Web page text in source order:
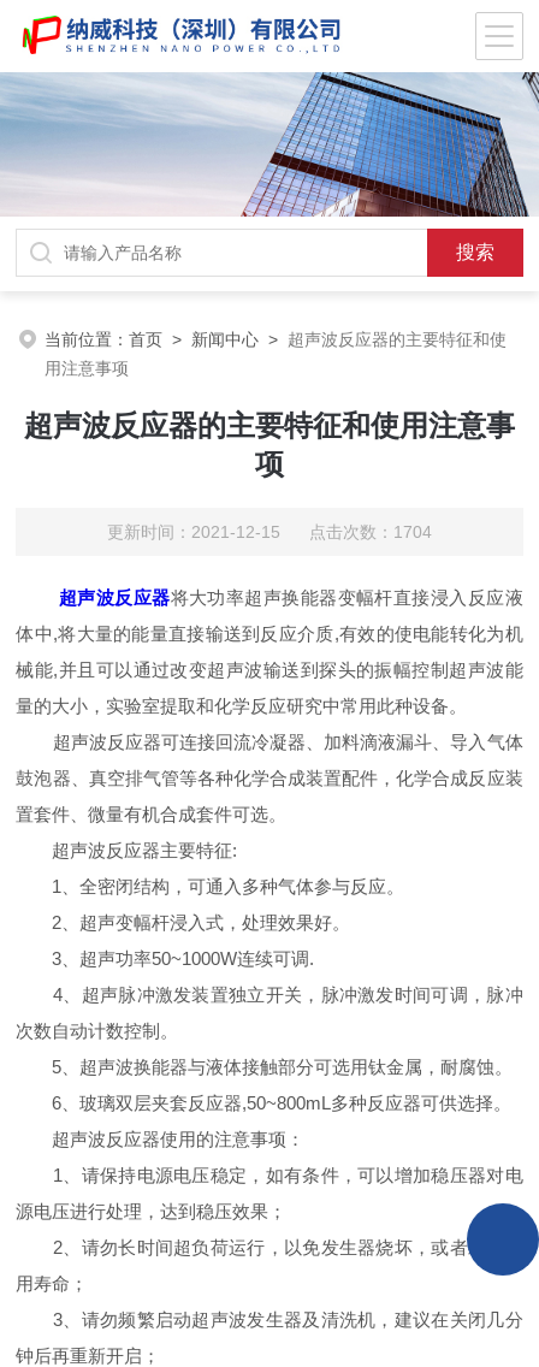
当前位置：首页 > 新闻中心 > 超声波反应器的主要特征和使
用注意事项
超声波反应器的主要特征和使用注意事
项
更新时间：2021-12-15 点击次数：1704
超声波反应器将大功率超声换能器变幅杆直接浸入反应液
体中,将大量的能量直接输送到反应介质,有效的使电能转化为机
械能,并且可以通过改变超声波输送到探头的振幅控制超声波能
量的大小，实验室提取和化学反应研究中常用此种设备。
超声波反应器可连接回流冷凝器、加料滴液漏斗、导入气体
鼓泡器、真空排气管等各种化学合成装置配件，化学合成反应装
置套件、微量有机合成套件可选。
超声波反应器主要特征:
1、全密闭结构，可通入多种气体参与反应。
2、超声变幅杆浸入式，处理效果好。
3、超声功率50~1000W连续可调.
4、超声脉冲激发装置独立开关，脉冲激发时间可调，脉冲
次数自动计数控制。
5、超声波换能器与液体接触部分可选用钛金属，耐腐蚀。
6、玻璃双层夹套反应器,50~800mL多种反应器可供选择。
超声波反应器使用的注意事项：
1、请保持电源电压稳定，如有条件，可以增加稳压器对电
源电压进行处理，达到稳压效果；
2、请勿长时间超负荷运行，以免发生器烧坏，或者缩短使
用寿命；
3、请勿频繁启动超声波发生器及清洗机，建议在关闭几分
钟后再重新开启；